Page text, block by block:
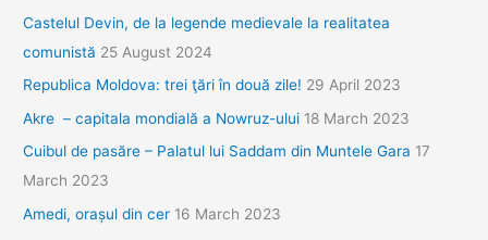
Castelul Devin, de la legende medievale la realitatea
comunistă 25 August 2024
Republica Moldova: trei ţări în două zile! 29 April 2023
Akre – capitala mondială a Nowruz-ului 18 March 2023
Cuibul de pasăre – Palatul lui Saddam din Muntele Gara 17
March 2023
Amedi, orașul din cer 16 March 2023